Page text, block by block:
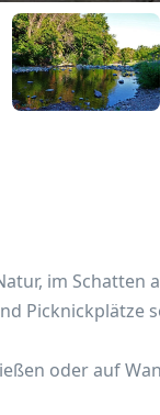
im Schatten
oder auf